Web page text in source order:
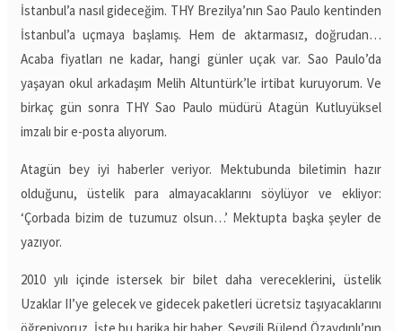
İstanbul’a nasıl gideceğim. THY Brezilya’nın Sao Paulo kentinden
İstanbul’a uçmaya başlamış. Hem de aktarmasız, doğrudan…
Acaba fiyatları ne kadar, hangi günler uçak var. Sao Paulo’da
yaşayan okul arkadaşım Melih Altuntürk’le irtibat kuruyorum. Ve
birkaç gün sonra THY Sao Paulo müdürü Atagün Kutluyüksel
imzalı bir e-posta alıyorum.
Atagün bey iyi haberler veriyor. Mektubunda biletimin hazır
olduğunu, üstelik para almayacaklarını söylüyor ve ekliyor:
‘Çorbada bizim de tuzumuz olsun…’ Mektupta başka şeyler de
yazıyor.
2010 yılı içinde istersek bir bilet daha vereceklerini, üstelik
Uzaklar II’ye gelecek ve gidecek paketleri ücretsiz taşıyacaklarını